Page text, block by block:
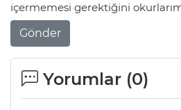
içermemesi gerektiğini
Gönder
Yorumlar (0)